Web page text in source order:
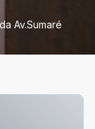
Av.Sumaré